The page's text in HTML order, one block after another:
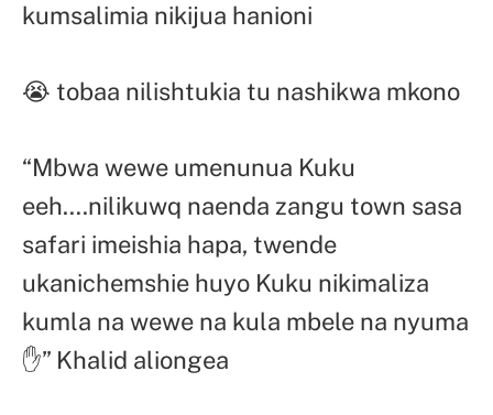
kumsalimia nikijua hanioni
😭 tobaa nilishtukia tu nashikwa mkono
“Mbwa wewe umenunua Kuku
eeh….nilikuwq naenda zangu town sasa
safari imeishia hapa, twende
ukanichemshie huyo Kuku nikimaliza
kumla na wewe na kula mbele na nyuma
✋” Khalid aliongea